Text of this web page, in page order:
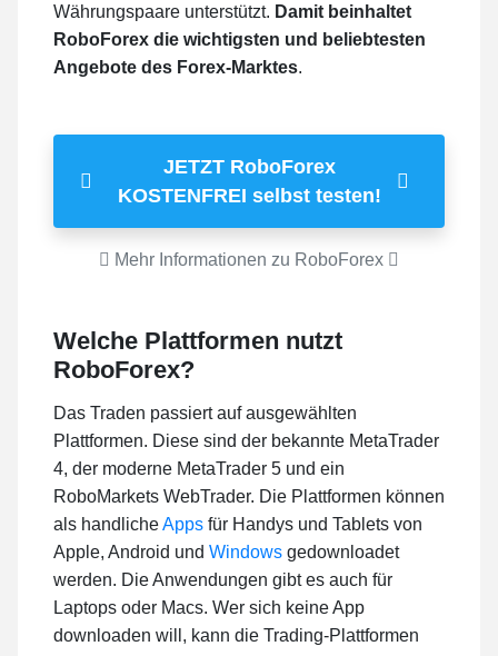
Währungspaare unterstützt. Damit beinhaltet
RoboForex die wichtigsten und beliebtesten
Angebote des Forex-Marktes.
JETZT RoboForex
KOSTENFREI selbst testen!
Mehr Informationen zu RoboForex
Welche Plattformen nutzt
RoboForex?
Das Traden passiert auf ausgewählten
Plattformen. Diese sind der bekannte MetaTrader
4, der moderne MetaTrader 5 und ein
RoboMarkets WebTrader. Die Plattformen können
als handlicheApps für Handys und Tablets von
Apple, Android und Windows gedownloadet
werden. Die Anwendungen gibt es auch für
Laptops oder Macs. Wer sich keine App
downloaden will, kann die Trading-Plattformen